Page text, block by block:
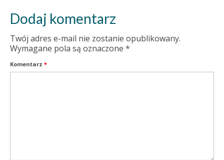
Dodaj komentarz
Twój adres e-mail nie zostanie opublikowany.
Wymagane pola są oznaczone *
Komentarz *